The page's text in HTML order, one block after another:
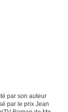
par son auteur
par le prix Jean